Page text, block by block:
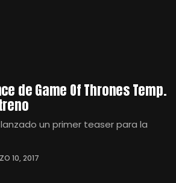
de Game Of Thrones Temp.
un primer teaser para la
10, 2017